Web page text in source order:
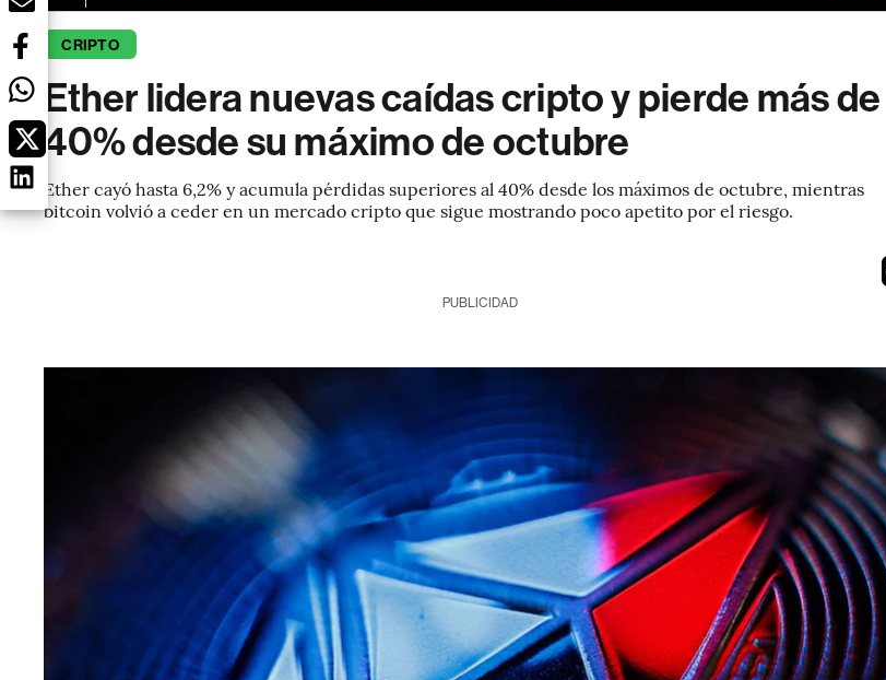
CRIPTO
Ether lidera nuevas caídas cripto y pierde más de
40% desde su máximo de octubre
Ether cayó hasta 6,2% y acumula pérdidas superiores al 40% desde los máximos de octubre, mientras
bitcoin volvió a ceder en un mercado cripto que sigue mostrando poco apetito por el riesgo.
PUBLICIDAD